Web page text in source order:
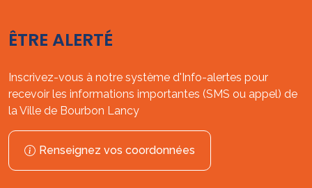
ÊTRE ALERTÉ
Inscrivez-vous à notre système d'Info-alertes pour
recevoir les informations importantes (SMS ou appel) de
la Ville de Bourbon Lancy
Renseignez vos coordonnées